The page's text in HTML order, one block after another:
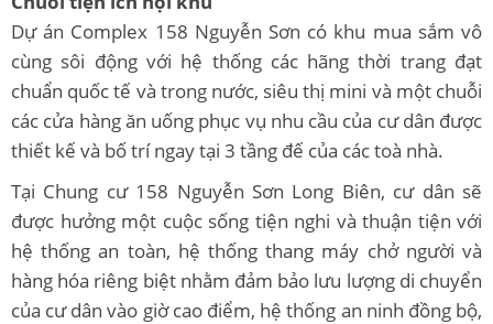
Dự án Complex 158 Nguyễn Sơn có khu mua sắm vô
cùng sôi động với hệ thống các hãng thời trang đạt
chuẩn quốc tế và trong nước, siêu thị mini và một chuỗi
các cửa hàng ăn uống phục vụ nhu cầu của cư dân được
thiết kế và bố trí ngay tại 3 tầng đế của các toà nhà.
Tại Chung cư 158 Nguyễn Sơn Long Biên, cư dân sẽ
được hưởng một cuộc sống tiện nghi và thuận tiện với
hệ thống an toàn, hệ thống thang máy chở người và
hàng hóa riêng biệt nhằm đảm bảo lưu lượng di chuyển
của cư dân vào giờ cao điểm, hệ thống an ninh đồng bộ,